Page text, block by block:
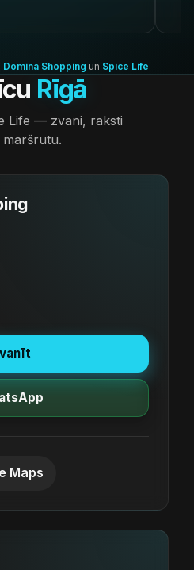
Domina Shopping un Spice Life
Rīgā
Life — zvani, raksti
Maps